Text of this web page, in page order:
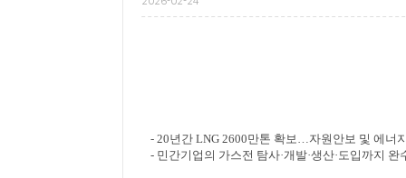
- 20년간 LNG 2600만톤 확보…자원안보 및 에너
- 민간기업의 가스전 탐사·개발·생산·도입까지 완